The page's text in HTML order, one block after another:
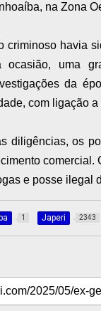
na Zona
criminoso havia
ocasião, uma
da
com ligação
diligências, os
e posse ilegal
1 Japeri 2343